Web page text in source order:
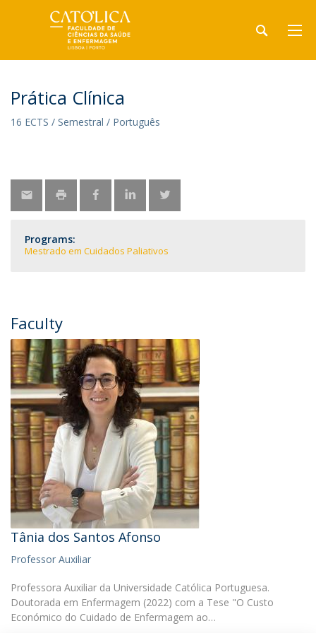
Prática Clínica
16 ECTS / Semestral / Português
Programs:
Mestrado em Cuidados Paliativos
Faculty
Tânia dos Santos Afonso
Professor Auxiliar
Professora Auxiliar da Universidade Católica Portuguesa.
Doutorada em Enfermagem (2022) com a Tese "O Custo
Económico do Cuidado de Enfermagem ao…